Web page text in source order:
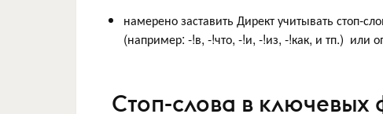
намерено заставить Директ учитывать стоп-
(например: -!в, -!что, -!и, -!из, -!как, и тп.) или
Стоп-слова в ключевых